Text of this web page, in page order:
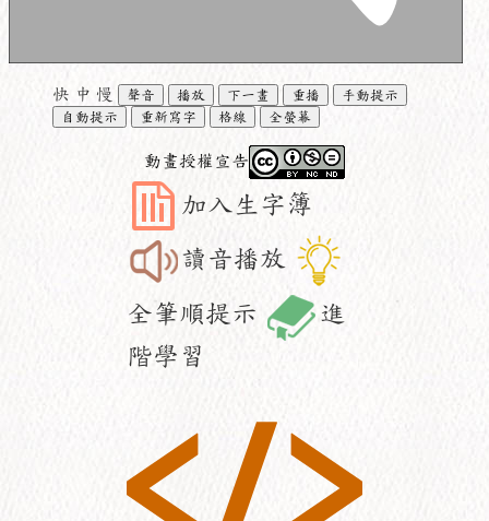
快 中 慢 聲音 播放 下一畫 重播
手動提示
自動提示
重新寫字 格線 全螢幕
動畫授權宣告
加入生字簿
讀音播放
全筆順提示
進
階學習